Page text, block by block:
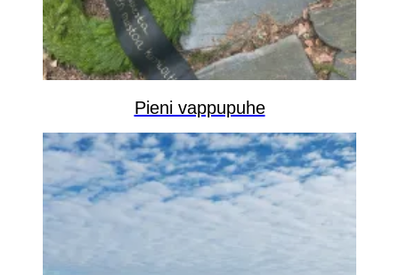
Pieni vappupuhe